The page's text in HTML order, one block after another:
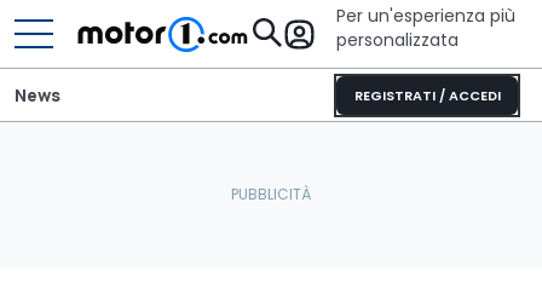
Per un'esperienza più
personalizzata
REGISTRATI / ACCEDI
News